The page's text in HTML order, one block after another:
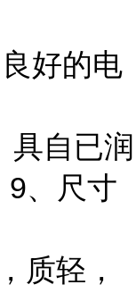
好的电
具自已润
9、尺寸
质轻，